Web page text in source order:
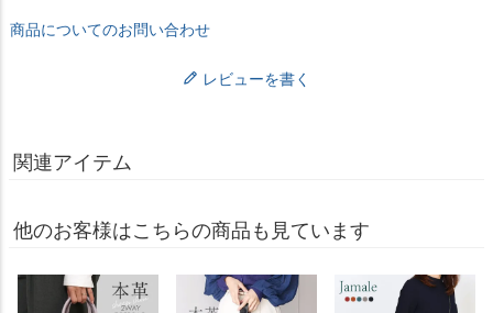
商品についてのお問い合わせ
レビューを書く
関連アイテム
他のお客様はこちらの商品も見ています